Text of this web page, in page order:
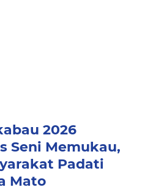
2026
Seni Memukau,
Padati
Mato